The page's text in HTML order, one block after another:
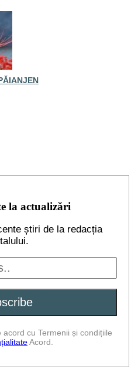
la actualizări
știri de la redacția
cu Termenii și condițiile
Acord.